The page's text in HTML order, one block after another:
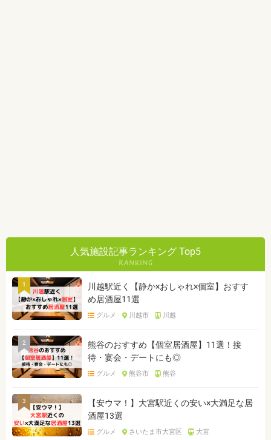
人気施設記事ランキング Top5
1
川越駅近く【静か×おしゃれ×個室】おすす
め居酒屋11選
グルメ 川越市 川越
2
熊谷のおすすめ【個室居酒屋】11選！接
待・宴会・デートにも◎
グルメ 熊谷市 熊谷
3
【安ウマ！】大宮駅近くの安い×大満足な居
酒屋13選
グルメ さいたま市大宮区 大宮